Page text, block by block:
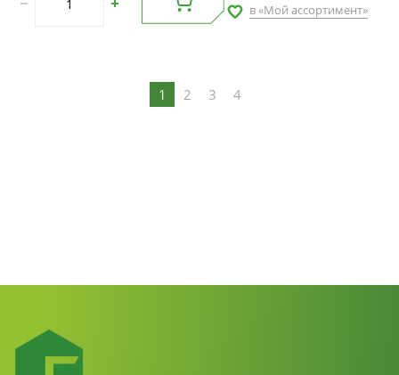
в «Мой ассортимент»
1 2 3 4